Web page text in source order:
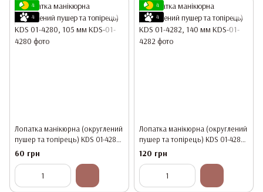
4
4
Лопатка манікюрна (округлений
пушер та топірець) KDS 01-4280,
105 мм
60 грн
4
4
Лопатка манікюрна (округлений
пушер та топірець) KDS 01-4282,
140 мм
120 грн